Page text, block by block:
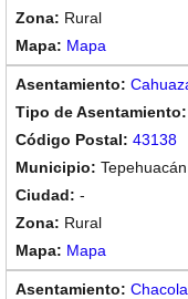
Rural
Mapa
43138
-
Rural
Mapa
Chacola